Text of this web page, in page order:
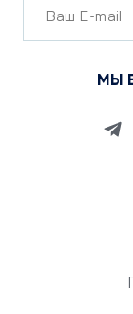
ОБУЧЕНИЕ И
Изучение
Маркетинг
Красота и
Сервисы по
Сетевой
МЫ